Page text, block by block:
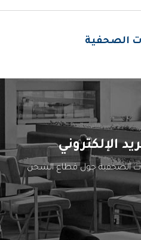
الصحفية
الإلكتروني
الصحفية حول قطاع الشحن